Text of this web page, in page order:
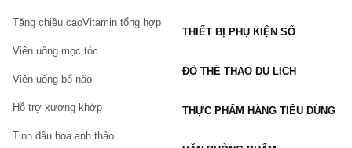
Tăng chiều caoVitamin tổng hợp
Viên uống mọc tóc
Viên uống bổ não
Hỗ trợ xương khớp
Tinh dầu hoa anh thảo
THIẾT BỊ PHỤ KIỆN SỐ
ĐỒ THỂ THAO DU LỊCH
THỰC PHẨM HÀNG TIÊU DÙNG